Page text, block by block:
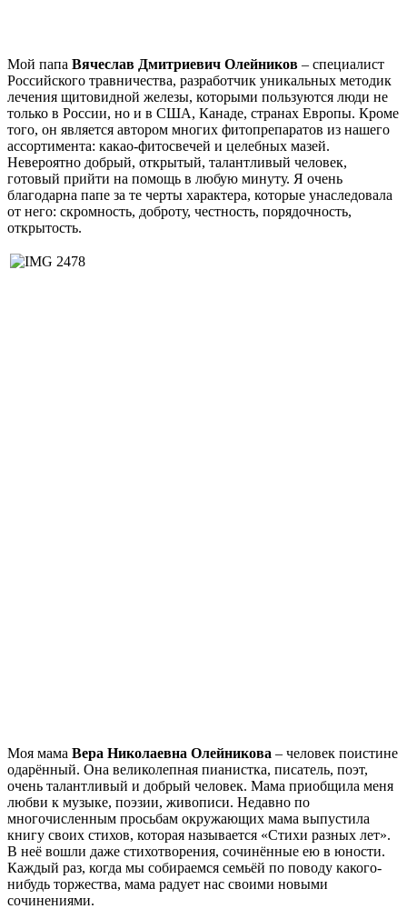
Мой папа Вячеслав Дмитриевич Олейников – специалист
Российского травничества, разработчик уникальных методик
лечения щитовидной железы, которыми пользуются люди не
только в России, но и в США, Канаде, странах Европы. Кроме
того, он является автором многих фитопрепаратов из нашего
ассортимента: какао-фитосвечей и целебных мазей.
Невероятно добрый, открытый, талантливый человек,
готовый прийти на помощь в любую минуту. Я очень
благодарна папе за те черты характера, которые унаследовала
от него: скромность, доброту, честность, порядочность,
открытость.
Моя мама Вера Николаевна Олейникова – человек поистине
одарённый. Она великолепная пианистка, писатель, поэт,
очень талантливый и добрый человек. Мама приобщила меня
любви к музыке, поэзии, живописи. Недавно по
многочисленным просьбам окружающих мама выпустила
книгу своих стихов, которая называется «Стихи разных лет».
В неё вошли даже стихотворения, сочинённые ею в юности.
Каждый раз, когда мы собираемся семьёй по поводу какого-
нибудь торжества, мама радует нас своими новыми
сочинениями.